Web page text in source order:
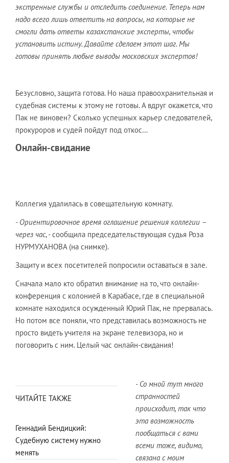
экстренные службы и отследить соединение. Теперь нам
надо всего лишь ответить на вопросы, на которые не
смогли дать ответы казахстанские эксперты, чтобы
установить истину. Давайте сделаем этот шаг. Мы
готовы принять любые выводы московских экспертов!
Безусловно, защита готова. Но наша правоохранительная и
судебная системы к этому не готовы. А вдруг окажется, что
Пак не виновен? Сколько успешных карьер следователей,
прокуроров и судей пойдут под откос…
Онлайн-свидание
Коллегия удалилась в совещательную комнату.
- Ориентировочное время оглашение решения коллегии –
через час, - сообщила председательствующая судья Роза
НУРМУХАНОВА (на снимке).
Защиту и всех посетителей попросили оставаться в зале.
Сначала мало кто обратил внимание на то, что онлайн-
конференция с колонией в Карабасе, где в специальной
комнате находился осужденный Юрий Пак, не прервалась.
Но потом все поняли, что представилась возможность не
просто видеть учителя на экране телевизора, но и
поговорить с ним. Целый час онлайн-свидания!
ЧИТАЙТЕ ТАКЖЕ
Геннадий Бендицкий:
Судебную систему нужно
менять
- Со мной тут много
странностей
происходит, так что
эта возможность
пообщаться с вами
всеми тоже, видимо,
связана с моим